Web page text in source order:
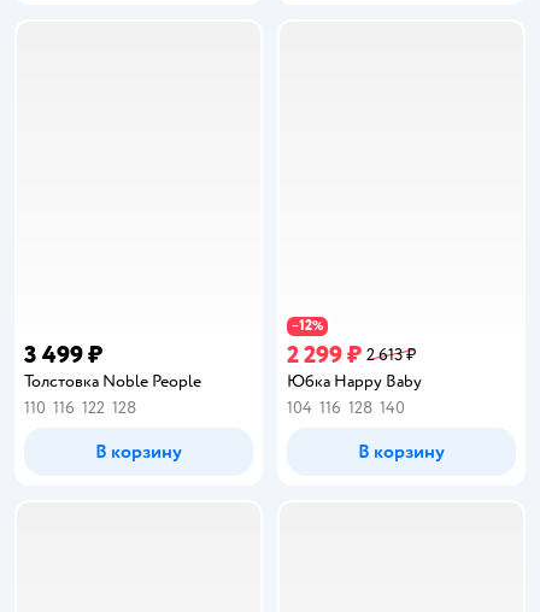
3 499 ₽
Толстовка Noble People
110 116 122 128
В корзину
−12%
2 299 ₽ 2 613 ₽
Юбка Happy Baby
104 116 128 140
В корзину